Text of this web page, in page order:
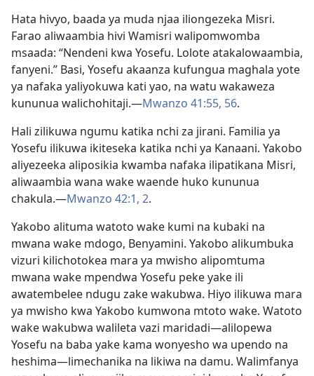
Hata hivyo, baada ya muda njaa iliongezeka Misri.
Farao aliwaambia hivi Wamisri walipomwomba
msaada: “Nendeni kwa Yosefu. Lolote atakalowaambia,
fanyeni.” Basi, Yosefu akaanza kufungua maghala yote
ya nafaka yaliyokuwa kati yao, na watu wakaweza
kununua walichohitaji.—Mwanzo 41:55, 56.
Hali zilikuwa ngumu katika nchi za jirani. Familia ya
Yosefu ilikuwa ikiteseka katika nchi ya Kanaani. Yakobo
aliyezeeka aliposikia kwamba nafaka ilipatikana Misri,
aliwaambia wana wake waende huko kununua
chakula.—Mwanzo 42:1, 2.
Yakobo alituma watoto wake kumi na kubaki na
mwana wake mdogo, Benyamini. Yakobo alikumbuka
vizuri kilichotokea mara ya mwisho alipomtuma
mwana wake mpendwa Yosefu peke yake ili
awatembelee ndugu zake wakubwa. Hiyo ilikuwa mara
ya mwisho kwa Yakobo kumwona mtoto wake. Watoto
wake wakubwa walileta vazi maridadi—alilopewa
Yosefu na baba yake kama wonyesho wa upendo na
heshima—limechanika na likiwa na damu. Walimfanya